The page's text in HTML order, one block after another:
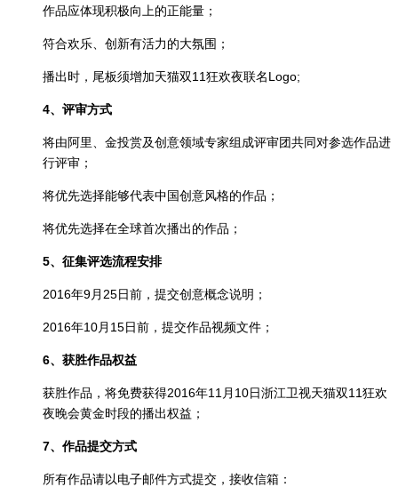
作品应体现积极向上的正能量；
符合欢乐、创新有活力的大氛围；
播出时，尾板须增加天猫双11狂欢夜联名Logo;
4、评审方式
将由阿里、金投赏及创意领域专家组成评审团共同对参选作品进
行评审；
将优先选择能够代表中国创意风格的作品；
将优先选择在全球首次播出的作品；
5、征集评选流程安排
2016年9月25日前，提交创意概念说明；
2016年10月15日前，提交作品视频文件；
6、获胜作品权益
获胜作品，将免费获得2016年11月10日浙江卫视天猫双11狂欢
夜晚会黄金时段的播出权益；
7、作品提交方式
所有作品请以电子邮件方式提交，接收信箱：